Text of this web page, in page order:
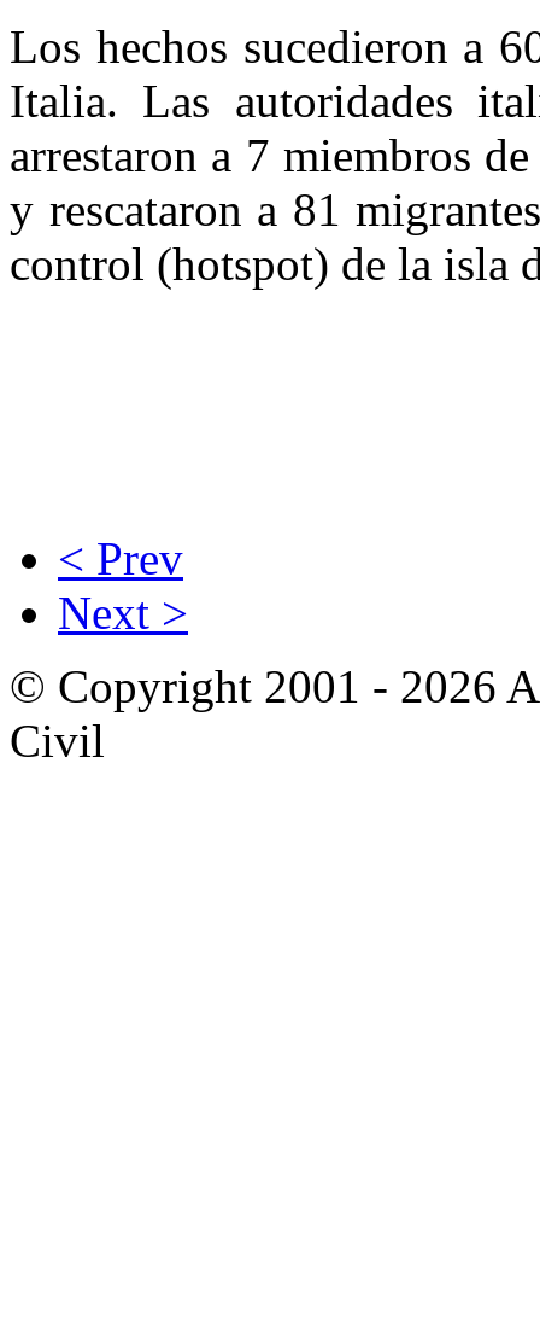
Los hechos sucedieron a
Italia. Las autoridades
arrestaron a 7 miembros
y rescataron a 81
control (hotspot) de la isla
< Prev
Next >
© Copyright 2001 - 2026
Civil